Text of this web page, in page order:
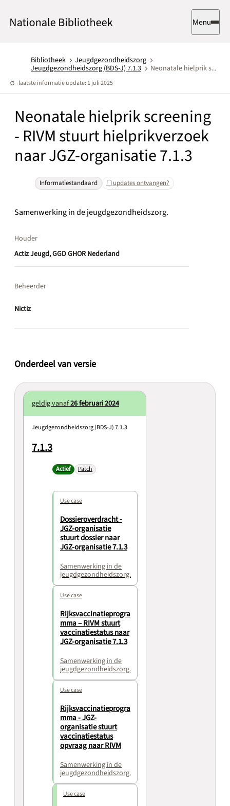
Menu
Bibliotheek
Jeugdgezondheidszorg
Jeugdgezondheidszorg (BDS-J) 7.1.3
Neonatale hielprik s...
laatste informatie update: 1 juli 2025
Neonatale hielprik screening
- RIVM stuurt hielprikverzoek
naar JGZ-organisatie 7.1.3
Informatiestandaard updates ontvangen?
Samenwerking in de jeugdgezondheidszorg.
Houder
Actiz Jeugd, GGD GHOR Nederland
Beheerder
Nictiz
Onderdeel van versie
geldig vanaf26 februari 2024
Jeugdgezondheidszorg (BDS-J) 7.1.3
7.1.3
Actief Patch
Use case
Dossieroverdracht -
JGZ-organisatie
stuurt dossier naar
JGZ-organisatie 7.1.3
Samenwerking in de
jeugdgezondheidszorg.
Use case
Rijksvaccinatieprogra
mma – RIVM stuurt
vaccinatiestatus naar
JGZ-organisatie 7.1.3
Samenwerking in de
jeugdgezondheidszorg.
Use case
Rijksvaccinatieprogra
mma - JGZ-
organisatie stuurt
vaccinatiestatus
opvraag naar RIVM
Samenwerking in de
jeugdgezondheidszorg.
Use case